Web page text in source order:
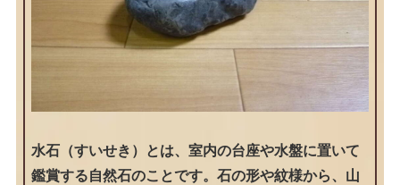
水石（すいせき）とは、室内の台座や水盤に置いて
鑑賞する自然石のことです。石の形や紋様から、山